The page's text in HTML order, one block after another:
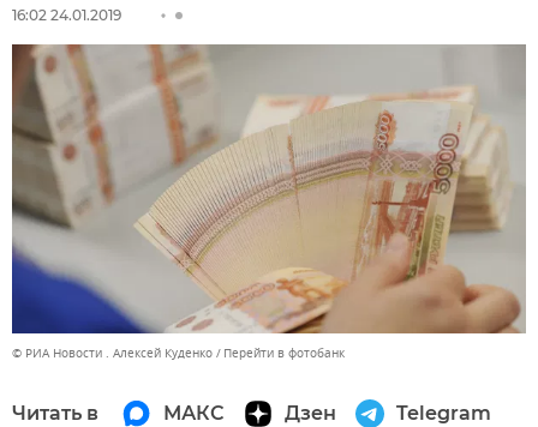
16:02 24.01.2019
© РИА Новости . Алексей Куденко Перейти в фотобанк
Читать в МАКС Дзен Telegram